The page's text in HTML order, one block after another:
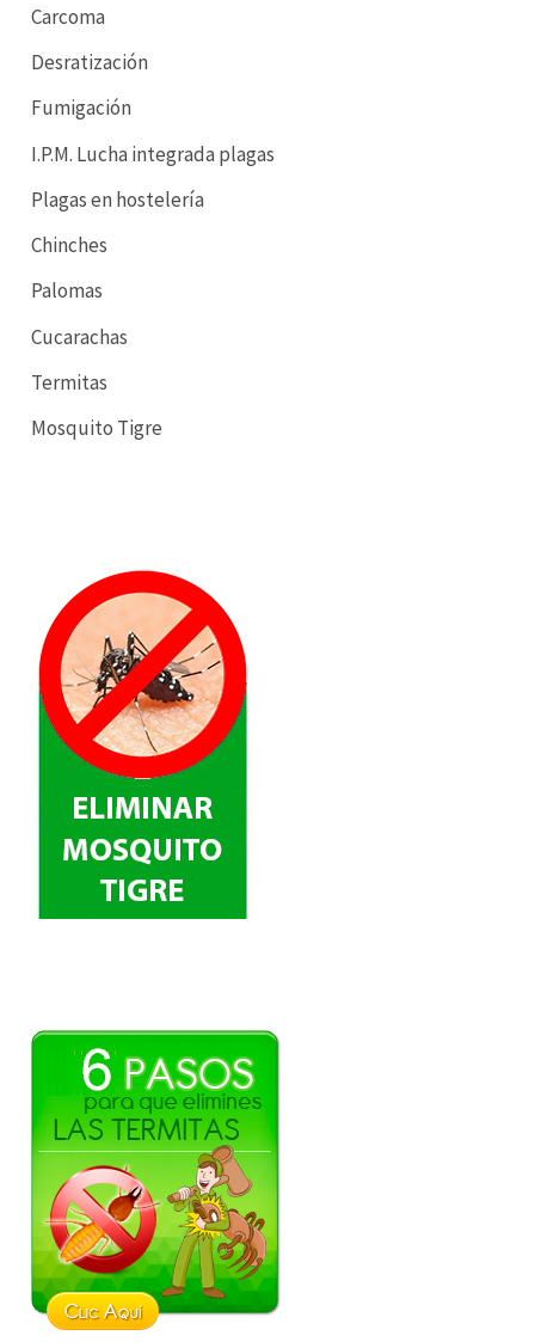
Carcoma
Desratización
Fumigación
I.P.M. Lucha integrada plagas
Plagas en hostelería
Chinches
Palomas
Cucarachas
Termitas
Mosquito Tigre